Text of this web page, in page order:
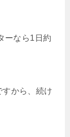
ーなら1日約
から、続け